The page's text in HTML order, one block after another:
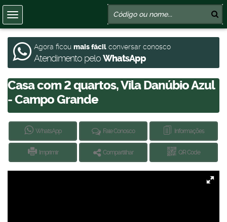
Agora ficou mais fácil conversar conosco
Atendimento peloWhatsApp
Casa com 2 quartos, Vila Danúbio Azul
- Campo Grande
WhatsApp Fale Conosco Informações
Imprimir Compartilhar QR Code